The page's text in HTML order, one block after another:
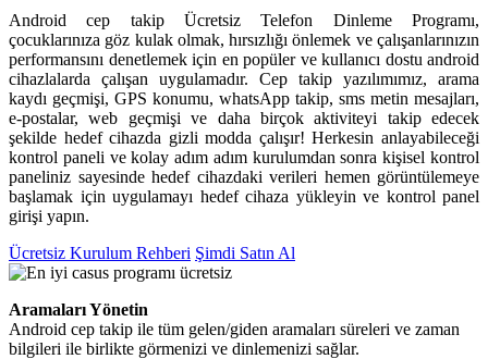
Android cep takip Ücretsiz Telefon Dinleme Programı,
çocuklarınıza göz kulak olmak, hırsızlığı önlemek ve çalışanlarınızın
performansını denetlemek için en popüler ve kullanıcı dostu android
cihazlalarda çalışan uygulamadır. Cep takip yazılımımız, arama
kaydı geçmişi, GPS konumu, whatsApp takip, sms metin mesajları,
e-postalar, web geçmişi ve daha birçok aktiviteyi takip edecek
şekilde hedef cihazda gizli modda çalışır! Herkesin anlayabileceği
kontrol paneli ve kolay adım adım kurulumdan sonra kişisel kontrol
paneliniz sayesinde hedef cihazdaki verileri hemen görüntülemeye
başlamak için uygulamayı hedef cihaza yükleyin ve kontrol panel
girişi yapın.
Ücretsiz Kurulum Rehberi Şimdi Satın Al
Aramaları Yönetin
Android cep takip ile tüm gelen/giden aramaları süreleri ve zaman
bilgileri ile birlikte görmenizi ve dinlemenizi sağlar.